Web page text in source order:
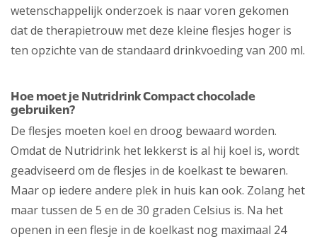
wetenschappelijk onderzoek is naar voren gekomen
dat de therapietrouw met deze kleine flesjes hoger is
ten opzichte van de standaard drinkvoeding van 200 ml.
Hoe moet je Nutridrink Compact chocolade
gebruiken?
De flesjes moeten koel en droog bewaard worden.
Omdat de Nutridrink het lekkerst is al hij koel is, wordt
geadviseerd om de flesjes in de koelkast te bewaren.
Maar op iedere andere plek in huis kan ook. Zolang het
maar tussen de 5 en de 30 graden Celsius is. Na het
openen in een flesje in de koelkast nog maximaal 24